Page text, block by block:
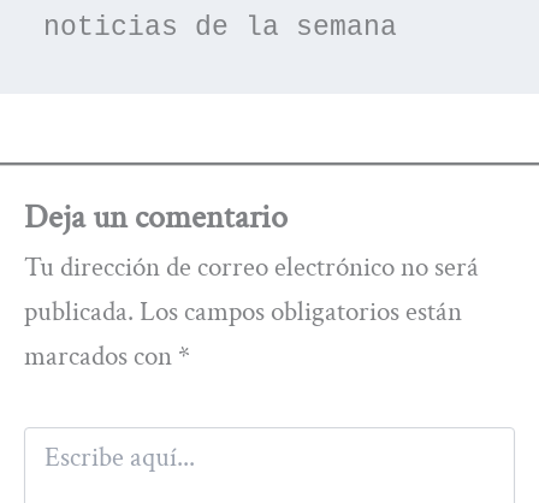
noticias de la semana
Deja un comentario
Tu dirección de correo electrónico no será
publicada. Los campos obligatorios están
marcados con *
Escribe
aquí...